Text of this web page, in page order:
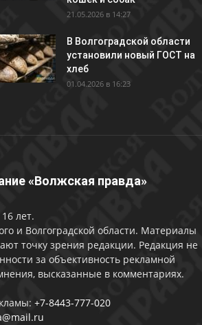
21.05.2026 в 14:27
В Волгоградской области
установили новый ГОСТ на
хлеб
01.04.2026 в 16:23
«Волжская правда»
лет.
и Волгоградской области. Материалы
точку зрения редакции. Редакция не
за объективность рекламной
высказанные в комментариях.
+7-8443-777-020